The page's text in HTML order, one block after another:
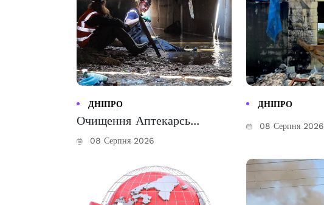
ДНІПРО
Очищення Аптекарсь...
08 Серпня 2026
ДНІПРО
08 Серпня 2026